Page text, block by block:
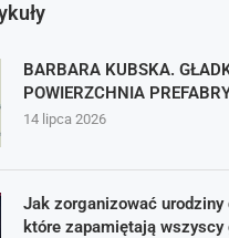
BARBARA KUBSKA.
POWIERZCHNIA
14 lipca 2026
Jak zorganizować urodziny
które zapamiętają